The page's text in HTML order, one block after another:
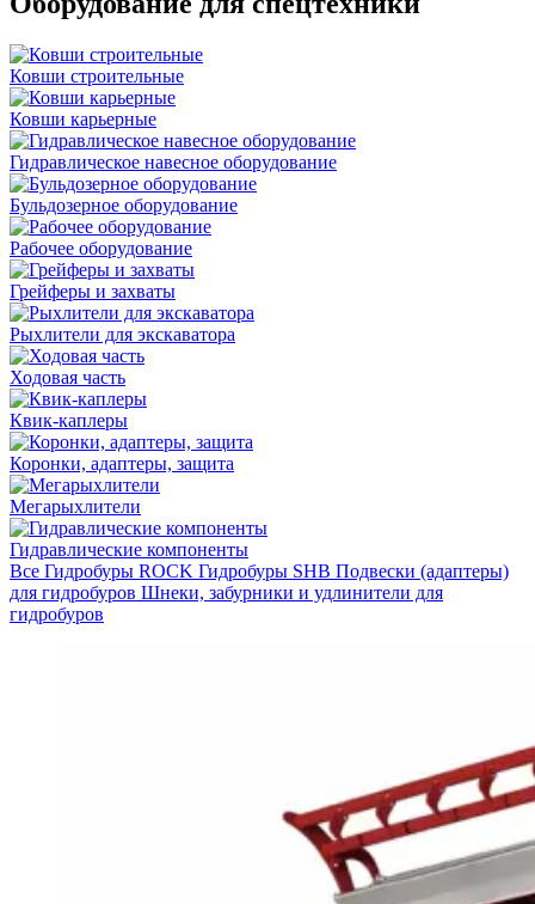
Ковши строительные
Ковши карьерные
Гидравлическое навесное оборудование
Бульдозерное оборудование
Рабочее оборудование
Грейферы и захваты
Рыхлители для экскаватора
Ходовая часть
Квик-каплеры
Коронки, адаптеры, защита
Мегарыхлители
Гидравлические компоненты
Все Гидробуры ROCK Гидробуры SHB Подвески (адаптеры)
для гидробуров Шнеки, забурники и удлинители для
гидробуров